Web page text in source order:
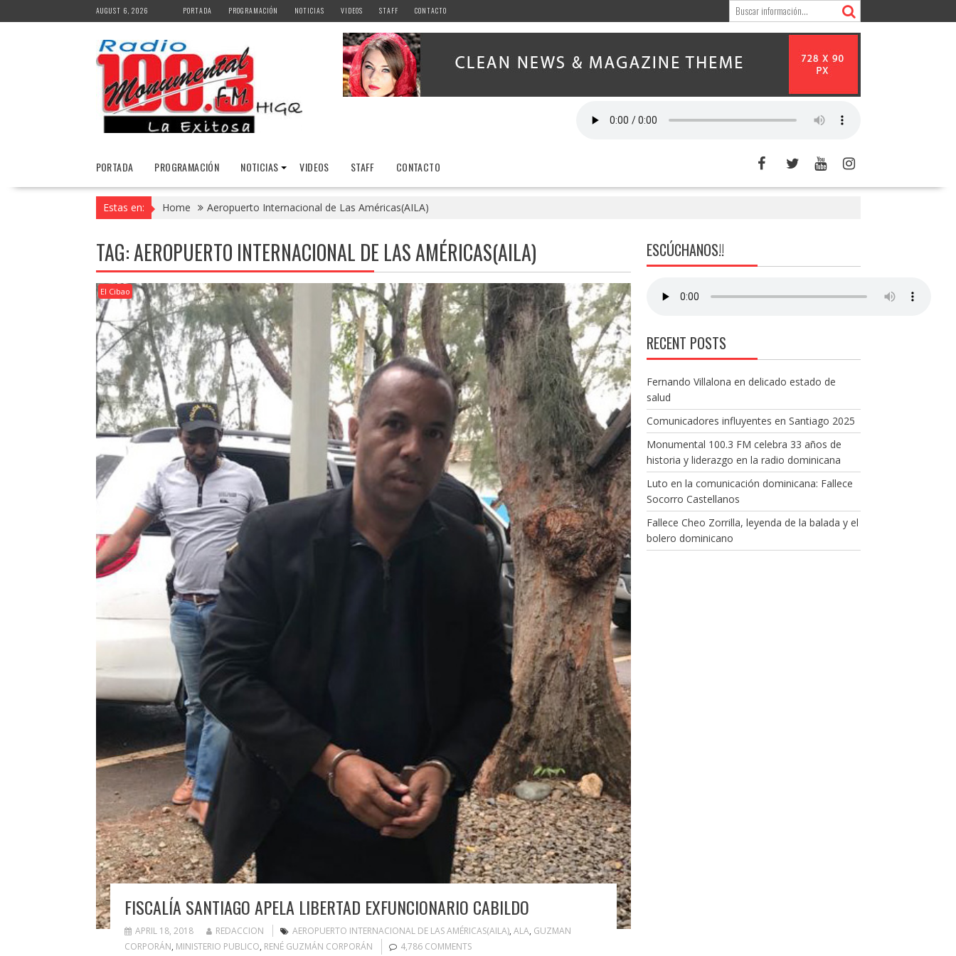
to
AUGUST 6, 2026 PORTADA PROGRAMACIÓN NOTICIAS VIDEOS STAFF CONTACTO
PORTADA PROGRAMACIÓN NOTICIAS VIDEOS STAFF CONTACTO
Estas en: Home Aeropuerto Internacional de Las Américas(AILA)
TAG:AEROPUERTO INTERNACIONAL DE LAS AMÉRICAS(AILA)
El Cibao
FISCALÍA SANTIAGO APELA LIBERTAD EXFUNCIONARIO CABILDO
APRIL 18, 2018 REDACCION AEROPUERTO INTERNACIONAL DE LAS AMÉRICAS(AILA), ALA, GUZMAN
CORPORÁN, MINISTERIO PUBLICO, RENÉ GUZMÁN CORPORÁN 4,786 COMMENTS
ESCÚCHANOS!!
RECENT POSTS
Fernando Villalona en delicado estado de
salud
Comunicadores influyentes en Santiago 2025
Monumental 100.3 FM celebra 33 años de
historia y liderazgo en la radio dominicana
Luto en la comunicación dominicana: Fallece
Socorro Castellanos
Fallece Cheo Zorrilla, leyenda de la balada y el
bolero dominicano